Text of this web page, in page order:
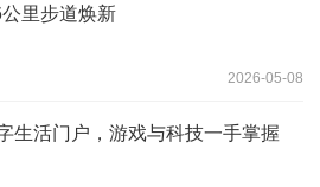
里步道焕新
2026-05-08
生活门户，游戏与科技一手掌握